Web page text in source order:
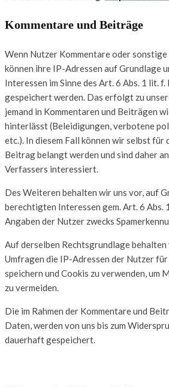
Kommentare und Beiträge
Wenn Nutzer Kommentare oder
können ihre IP-Adressen auf Grundlage
Interessen im Sinne des Art. 6 Abs. 1 lit.
gespeichert werden. Das erfolgt zu
jemand in Kommentaren und Beiträgen
hinterlässt (Beleidigungen, verbotene
etc.). In diesem Fall können wir selbst für
Beitrag belangt werden und sind daher
Verfassers interessiert.
Des Weiteren behalten wir uns vor, auf
berechtigten Interessen gem. Art. 6 Abs.
Angaben der Nutzer zwecks
Auf derselben Rechtsgrundlage behalten
Umfragen die IP-Adressen der Nutzer
speichern und Cookis zu verwenden, um
zu vermeiden.
Die im Rahmen der Kommentare und
Daten, werden von uns bis zum
dauerhaft gespeichert.